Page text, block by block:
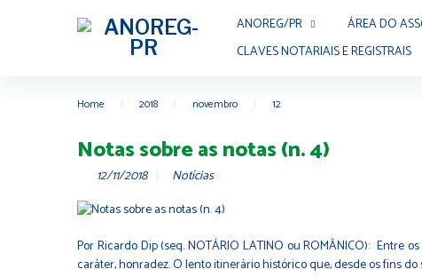
ANOREG/PR ÁREA DO
CLAVES NOTARIAIS E REGISTRAIS
Home 2018 novembro 12
Notas sobre as notas (n. 4)
12/11/2018 Notícias
Por Ricardo Dip (seq. NOTÁRIO LATINO ou ROMÂNICO):
caráter, honradez. O lento itinerário histórico que, desde os fins